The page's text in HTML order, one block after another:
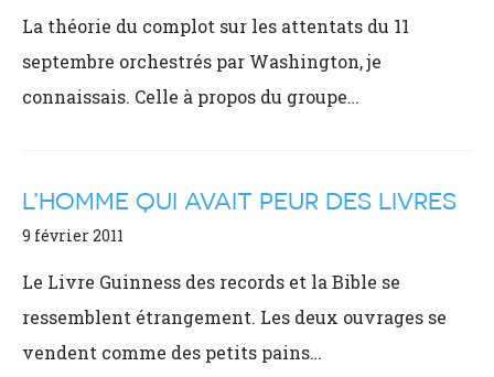
La théorie du complot sur les attentats du 11
septembre orchestrés par Washington, je
connaissais. Celle à propos du groupe…
L’HOMME QUI AVAIT PEUR DES LIVRES
9 février 2011
Le Livre Guinness des records et la Bible se
ressemblent étrangement. Les deux ouvrages se
vendent comme des petits pains…